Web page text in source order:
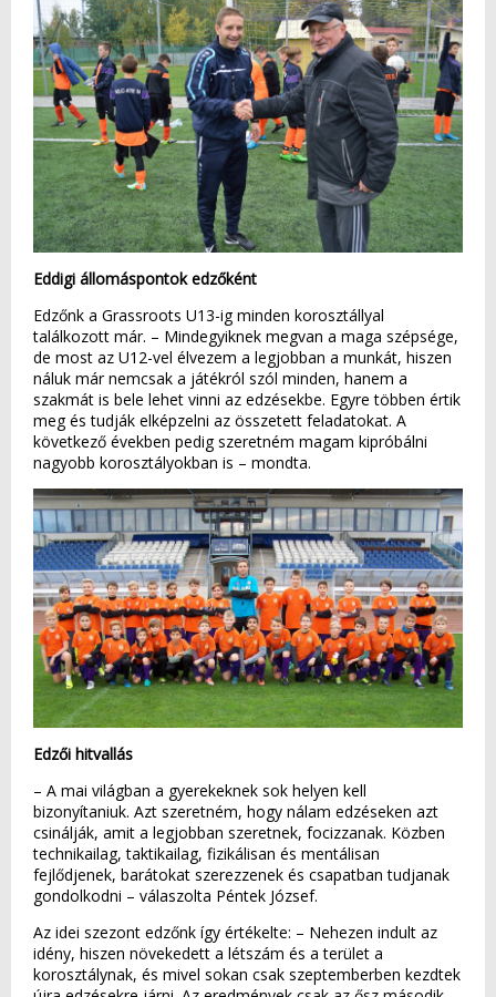
Eddigi állomáspontok edzőként
Edzőnk a Grassroots U13-ig minden korosztállyal
találkozott már. – Mindegyiknek megvan a maga szépsége,
de most az U12-vel élvezem a legjobban a munkát, hiszen
náluk már nemcsak a játékról szól minden, hanem a
szakmát is bele lehet vinni az edzésekbe. Egyre többen értik
meg és tudják elképzelni az összetett feladatokat. A
következő években pedig szeretném magam kipróbálni
nagyobb korosztályokban is – mondta.
Edzői hitvallás
– A mai világban a gyerekeknek sok helyen kell
bizonyítaniuk. Azt szeretném, hogy nálam edzéseken azt
csinálják, amit a legjobban szeretnek, focizzanak. Közben
technikailag, taktikailag, fizikálisan és mentálisan
fejlődjenek, barátokat szerezzenek és csapatban tudjanak
gondolkodni – válaszolta Péntek József.
Az idei szezont edzőnk így értékelte: – Nehezen indult az
idény, hiszen növekedett a létszám és a terület a
korosztálynak, és mivel sokan csak szeptemberben kezdtek